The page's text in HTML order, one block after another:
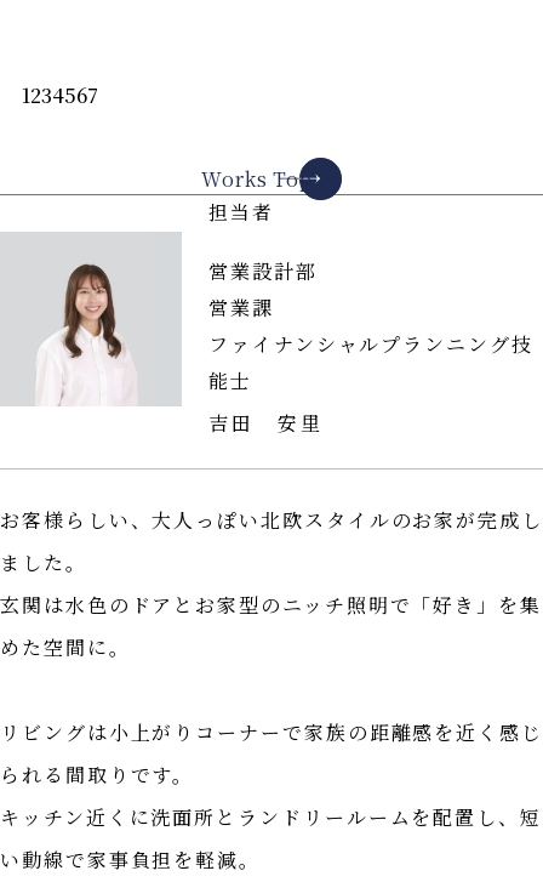
1234567
Works Top
担当者
営業設計部
営業課
ファイナンシャルプランニング技
能士
吉田 安里
お客様らしい、大人っぽい北欧スタイルのお家が完成し
ました。
玄関は水色のドアとお家型のニッチ照明で「好き」を集
めた空間に。
リビングは小上がりコーナーで家族の距離感を近く感じ
られる間取りです。
キッチン近くに洗面所とランドリールームを配置し、短
い動線で家事負担を軽減。